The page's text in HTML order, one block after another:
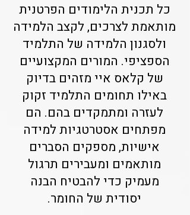
כל תכנית הלימודים הפרטנית
מותאמת לצרכים, לקצב הלמידה
ולסגנון הלמידה של התלמיד
הספציפי. המורים המקצועיים
של קלאס איי מזהים בדיוק
באילו תחומים התלמיד זקוק
לעזרה ומתמקדים בהם. הם
מפתחים אסטרטגיות למידה
אישיות, מספקים הסברים
מותאמים ומעבירים תרגול
מעמיק כדי להבטיח הבנה
יסודית של החומר.